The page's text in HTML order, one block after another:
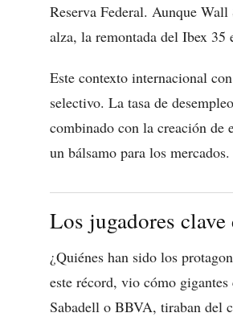
Reserva Federal. Aunque
alza, la remontada del Ibex 35
Este contexto internacional
selectivo. La tasa de
combinado con la creación de
un bálsamo para los mercados.
Los jugadores
¿Quiénes han sido los
este récord, vio cómo
Sabadell o BBVA, tiraban del